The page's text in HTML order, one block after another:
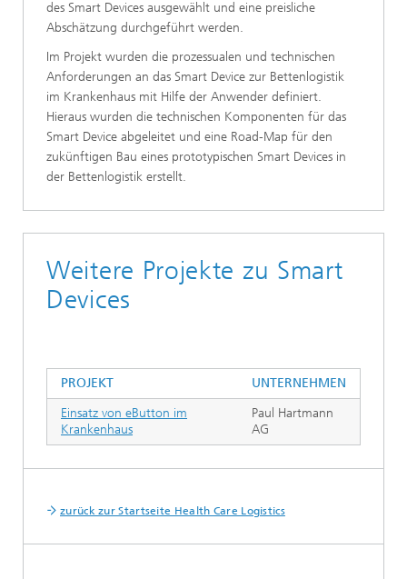
des Smart Devices ausgewählt und eine preisliche
Abschätzung durchgeführt werden.
Im Projekt wurden die prozessualen und technischen
Anforderungen an das Smart Device zur Bettenlogistik
im Krankenhaus mit Hilfe der Anwender definiert.
Hieraus wurden die technischen Komponenten für das
Smart Device abgeleitet und eine Road-Map für den
zukünftigen Bau eines prototypischen Smart Devices in
der Bettenlogistik erstellt.
Weitere Projekte zu Smart
Devices
PROJEKT
UNTERNEHMEN
Einsatz von eButton im
Krankenhaus
Paul Hartmann
AG
zurück zur Startseite Health Care Logistics